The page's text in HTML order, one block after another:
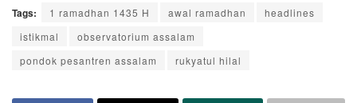
Tags: 1 ramadhan 1435 H awal ramadhan
headlines
istikmal
observatorium assalam
pondok pesantren assalam
rukyatul hilal